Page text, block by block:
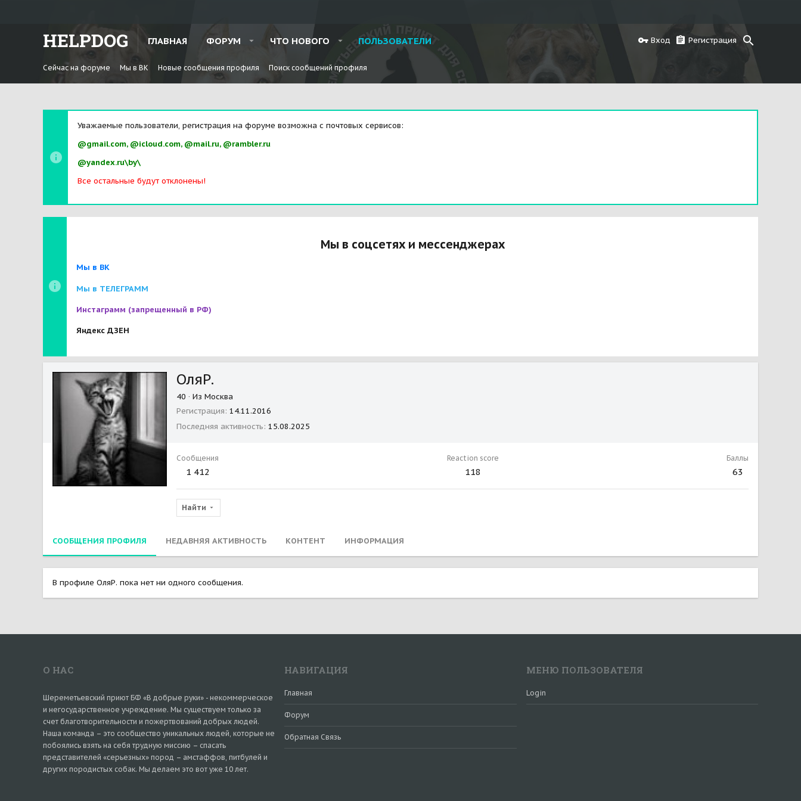
HELPDOG ГЛАВНАЯ ФОРУМ ЧТО НОВОГО ПОЛЬЗОВАТЕЛИ Вход Регистрация
Сейчас на форуме Мы в ВК Новые сообщения профиля Поиск сообщений профиля
Уважаемые пользователи, регистрация на форуме возможна с почтовых сервисов:
@gmail.com, @icloud.com, @mail.ru, @rambler.ru
@yandex.ru\by\
Все остальные будут отклонены!
Мы в соцсетях и мессенджерах
Мы в ВК
Мы в ТЕЛЕГРАММ
Инстаграмм (запрещенный в РФ)
Яндекс ДЗЕН
ОляР.
40 · Из Москва
Регистрация 14.11.2016
Последняя активность 15.08.2025
Сообщения
1 412
Reaction score
118
Баллы
63
Найти
СООБЩЕНИЯ ПРОФИЛЯ НЕДАВНЯЯ АКТИВНОСТЬ КОНТЕНТ ИНФОРМАЦИЯ
В профиле ОляР. пока нет ни одного сообщения.
О НАС
Шереметьевский приют БФ «В добрые руки» - некоммерческое
и негосударственное учреждение. Мы существуем только за
счет благотворительности и пожертвований добрых людей.
Наша команда – это сообщество уникальных людей, которые не
побоялись взять на себя трудную миссию – спасать
представителей «серьезных» пород – амстаффов, питбулей и
других породистых собак. Мы делаем это вот уже 10 лет.
НАВИГАЦИЯ
Главная
Форум
Обратная Связь
МЕНЮ ПОЛЬЗОВАТЕЛЯ
Login